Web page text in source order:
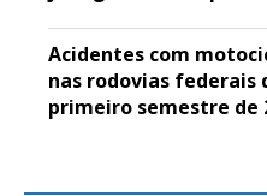
Acidentes com
nas rodovias federais
primeiro semestre de